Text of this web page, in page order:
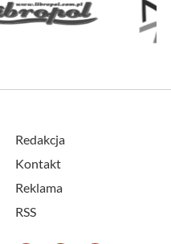
Redakcja
Kontakt
Reklama
RSS